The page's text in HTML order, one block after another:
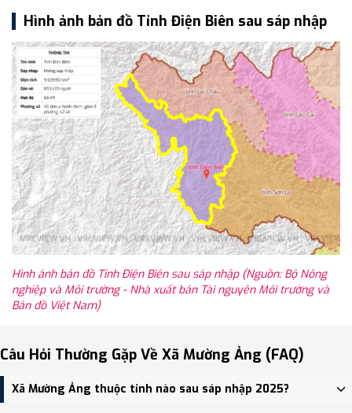
Hình ảnh bản đồ Tỉnh Điện Biên sau sáp nhập
Hình ảnh bản đồ Tỉnh Điện Biên sau sáp nhập (Nguồn: Bộ Nông
nghiệp và Môi trường - Nhà xuất bản Tài nguyên Môi trường và
Bản đồ Việt Nam)
Câu Hỏi Thường Gặp Về Xã Mường Ảng (FAQ)
Xã Mường Ảng thuộc tỉnh nào sau sáp nhập 2025?